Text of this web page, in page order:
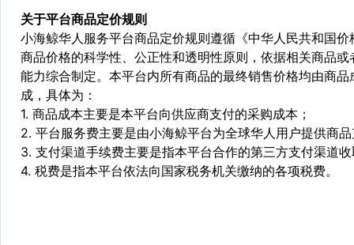
关于平台商品定价规则
小海鲸华人服务平台商品定价规则遵循《中华人民共和国
商品价格的科学性、公正性和透明性原则，依据相关商品
能力综合制定。本平台内所有商品的最终销售价格均由商
成，具体为：
1. 商品成本主要是本平台向供应商支付的采购成本；
2. 平台服务费主要是由小海鲸平台为全球华人用户提供商
3. 支付渠道手续费主要是指本平台合作的第三方支付渠道
4. 税费是指本平台依法向国家税务机关缴纳的各项税费。